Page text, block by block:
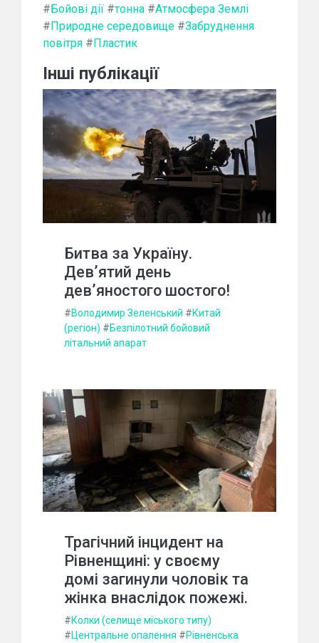
# Бойові дії #тонна #Атмосфера Землі
# Природне середовище #Забруднення
повітря # Пластик
Інші публікації
Битва за Україну.
Дев’ятий день
дев’яностого шостого!
#Володимир Зеленський #Китай
(регіон) #Безпілотний бойовий
літальний апарат
Трагічний інцидент на
Рівненщині: у своєму
домі загинули чоловік та
жінка внаслідок пожежі.
#Колки (селище міського типу)
#Центральне опалення #Рівненська